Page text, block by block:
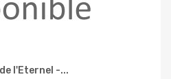
l'Eternel -...